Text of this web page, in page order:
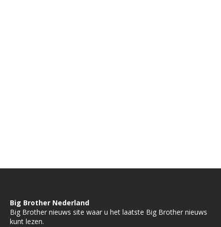
Big Brother Nederland
Big Brother nieuws site waar u het laatste Big Brother nieuws
kunt lezen.